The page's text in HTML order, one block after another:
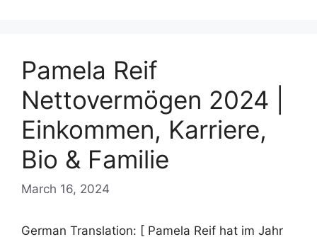
Pamela Reif
Nettovermögen 2024 |
Einkommen, Karriere,
Bio & Familie
March 16, 2024
German Translation: [ Pamela Reif hat im Jahr